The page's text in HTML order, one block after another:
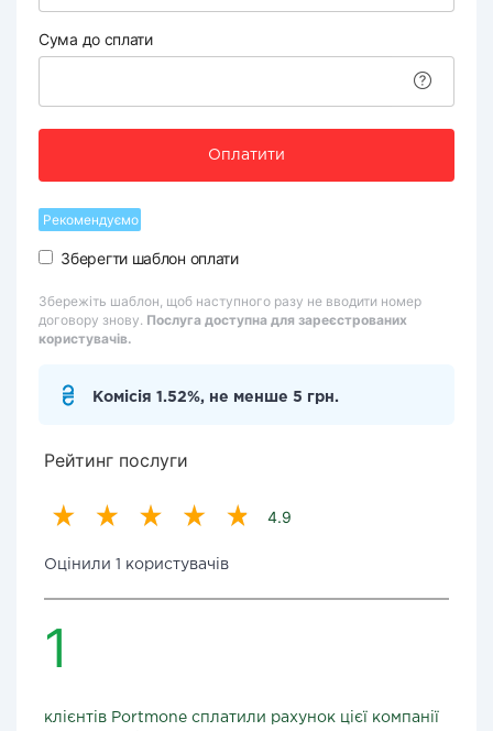
Сума до сплати
Оплатити
Рекомендуємо
Зберегти шаблон оплати
Збережіть шаблон, щоб наступного разу не вводити номер
договору знову. Послуга доступна для зареєстрованих
користувачів.
Комісія 1.52%, не менше 5 грн.
Рейтинг послуги
4.9
Оцінили 1 користувачів
1
клієнтів Portmone сплатили рахунок цієї компанії